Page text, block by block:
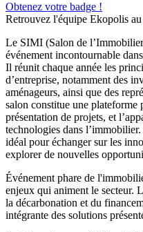
Obtenez votre badge !
Retrouvez l'équipe Ekopolis
Le SIMI (Salon de
événement incontournable
Il réunit chaque année les
d’entreprise, notamment des
aménageurs, ainsi que des
salon constitue une plateforme
présentation de projets, et
technologies dans
idéal pour échanger sur les
explorer de nouvelles
Événement phare de
enjeux qui animent le secteur.
la décarbonation et du
intégrante des solutions